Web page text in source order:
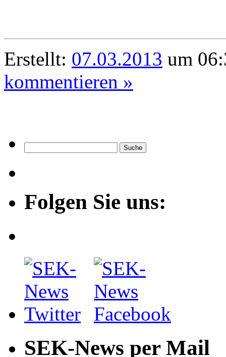
Erstellt: 07.03.2013 um
kommentieren »
Folgen Sie uns:
SEK-News per Mail